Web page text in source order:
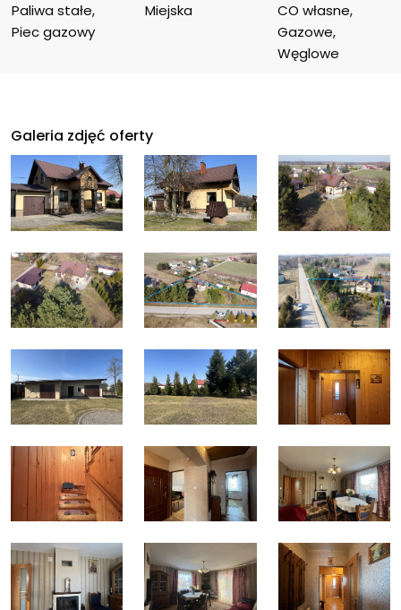
Paliwa stałe,
Piec gazowy
Miejska
CO własne,
Gazowe,
Węglowe
Galeria zdjęć oferty